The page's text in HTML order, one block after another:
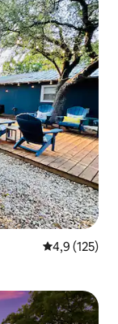
Évaluation
4,9 (125)